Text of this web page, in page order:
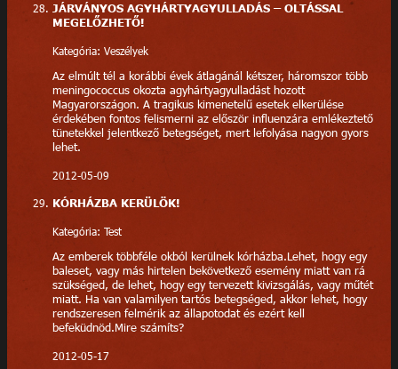
JÁRVÁNYOS AGYHÁRTYAGYULLADÁS – OLTÁSSAL
MEGELŐZHETŐ!
Kategória: Veszélyek
Az elmúlt tél a korábbi évek átlagánál kétszer, háromszor több
meningococcus okozta agyhártyagyulladást hozott
Magyarországon. A tragikus kimenetelű esetek elkerülése
érdekében fontos felismerni az először influenzára emlékeztető
tünetekkel jelentkező betegséget, mert lefolyása nagyon gyors
lehet.
2012-05-09
KÓRHÁZBA KERÜLÖK!
Kategória: Test
Az emberek többféle okból kerülnek kórházba.Lehet, hogy egy
baleset, vagy más hirtelen bekövetkező esemény miatt van rá
szükséged, de lehet, hogy egy tervezett kivizsgálás, vagy műtét
miatt. Ha van valamilyen tartós betegséged, akkor lehet, hogy
rendszeresen felmérik az állapotodat és ezért kell
befeküdnöd.Mire számíts?
2012-05-17